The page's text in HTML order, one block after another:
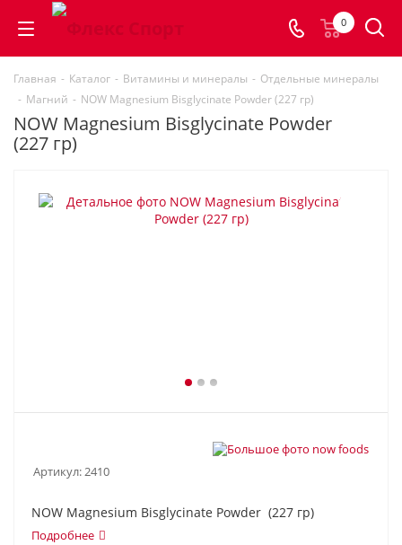
0
Главная - Каталог - Витамины и минералы - Отдельные минералы
- Магний - NOW Magnesium Bisglycinate Powder (227 гр)
NOW Magnesium Bisglycinate Powder
(227 гр)
Артикул:2410
NOW Magnesium Bisglycinate Powder (227 гр)
Подробнее